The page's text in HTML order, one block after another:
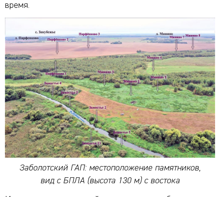
время.
Заболотский ГАП: местоположение памятников,
вид с БПЛА (высота 130 м) с востока